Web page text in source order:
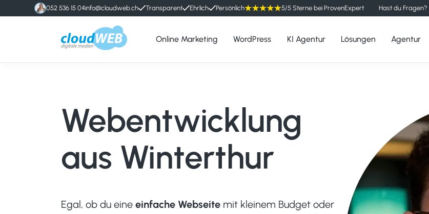
052 536 15 04info@cloudweb.ch Transparent Ehrlich Persönlich 5/5 Sterne bei ProvenExpert Hast du Fragen?
-
Online Marketing WordPress KI Agentur Lösungen Agentur
Webentwicklung
aus Winterthur
Egal, ob du eineeinfache Webseite mit kleinem Budget oder